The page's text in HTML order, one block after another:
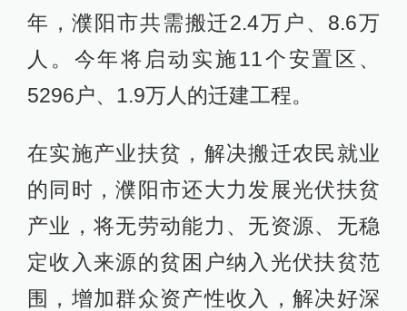
年，濮阳市共需搬迁2.4万户、8.6万
人。今年将启动实施11个安置区、
5296户、1.9万人的迁建工程。
在实施产业扶贫，解决搬迁农民就业
的同时，濮阳市还大力发展光伏扶贫
产业，将无劳动能力、无资源、无稳
定收入来源的贫困户纳入光伏扶贫范
围，增加群众资产性收入，解决好深